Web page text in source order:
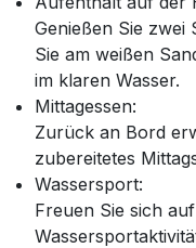
Genießen Sie zwei
Sie am weißen
im klaren Wasser.
Mittagessen:
Zurück an Bord
zubereitetes
Wassersport:
Freuen Sie sich